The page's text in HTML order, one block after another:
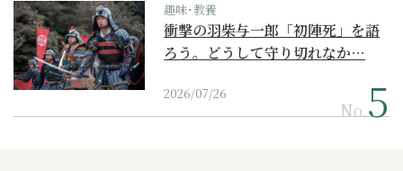
趣味･教養
衝撃の羽柴与一郎「初陣死」を語
ろう。どうして守り切れなか…
2026/07/26
No.